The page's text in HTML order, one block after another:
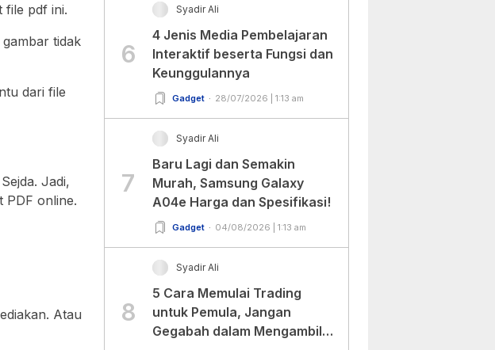
file pdf ini.
tidak
dari file
Jadi,
PDF online.
Atau
6
Syadir Ali
4 Jenis Media Pembelajaran
Interaktif beserta Fungsi dan
Keunggulannya
Gadget 28/07/2026 | 1:13 am
7
Syadir Ali
Baru Lagi dan Semakin
Murah, Samsung Galaxy
A04e Harga dan Spesifikasi!
Gadget 04/08/2026 | 1:13 am
8
Syadir Ali
5 Cara Memulai Trading
untuk Pemula, Jangan
Gegabah dalam Mengambil